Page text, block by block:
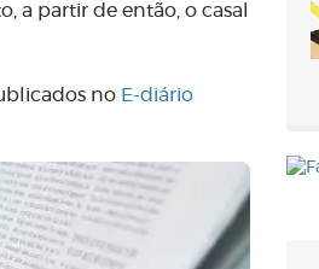
a partir de então, o casal
no E-diário